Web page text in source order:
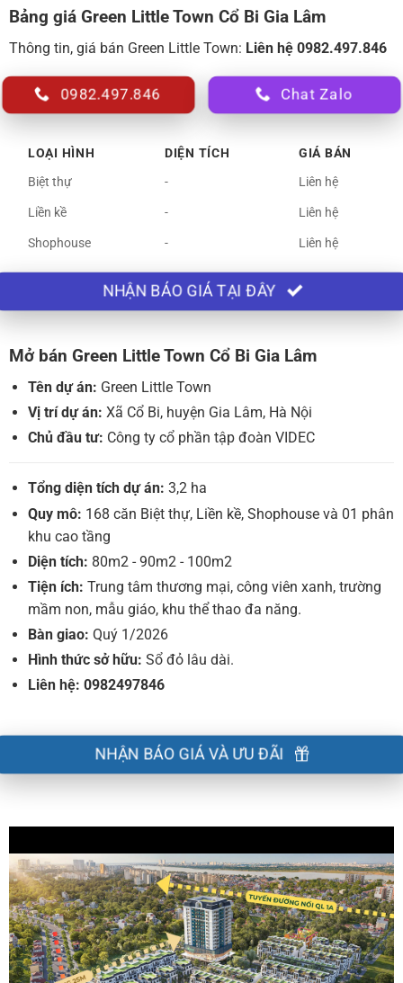
Bảng giá Green Little Town Cổ Bi Gia Lâm
Thông tin, giá bán Green Little Town: Liên hệ 0982.497.846
0982.497.846 Chat Zalo
LOẠI HÌNH DIỆN TÍCH
GIÁ BÁN
Biệt thự
-
Liên hệ
Liền kề
-
Liên hệ
Shophouse
- Liên hệ
NHẬN BÁO GIÁ TẠI ĐÂY
Mở bán Green Little Town Cổ Bi Gia Lâm
Tên dự án: Green Little Town
Vị trí dự án: Xã Cổ Bi, huyện Gia Lâm, Hà Nội
Chủ đầu tư: Công ty cổ phần tập đoàn VIDEC
Tổng diện tích dự án: 3,2 ha
Quy mô: 168 căn Biệt thự, Liền kề, Shophouse và 01 phân
khu cao tầng
Diện tích: 80m2 - 90m2 - 100m2
Tiện ích: Trung tâm thương mại, công viên xanh, trường
mầm non, mẫu giáo, khu thể thao đa năng.
Bàn giao: Quý 1/2026
Hình thức sở hữu: Sổ đỏ lâu dài.
Liên hệ: 0982497846
NHẬN BÁO GIÁ VÀ ƯU ĐÃI